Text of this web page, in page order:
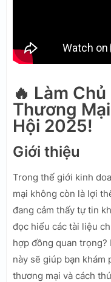
🔥 Làm
Thương
Hội 2025!
Giới thiệu
Trong thế giới kinh
mại không còn là lợi
đang cảm thấy tự tin
đọc hiểu các tài liệu
hợp đồng quan trọng?
này sẽ giúp bạn khám
thương mại và cách